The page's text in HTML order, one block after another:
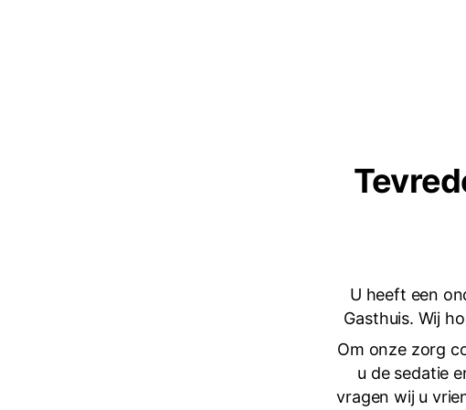
U heeft een
Gasthuis. Wij
Om onze zorg
u de sedatie
vragen wij u